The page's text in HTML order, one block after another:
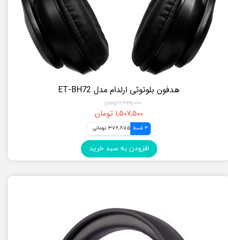
هدفون بلوتوثی ارلدام مدل ET-BH72
۱,۶۷۵,۰۰۰ تومان
۱,۵۰۷,۵۰۰ تومان
4 قسط 376,875 تومانی
افزودن به سبد خرید